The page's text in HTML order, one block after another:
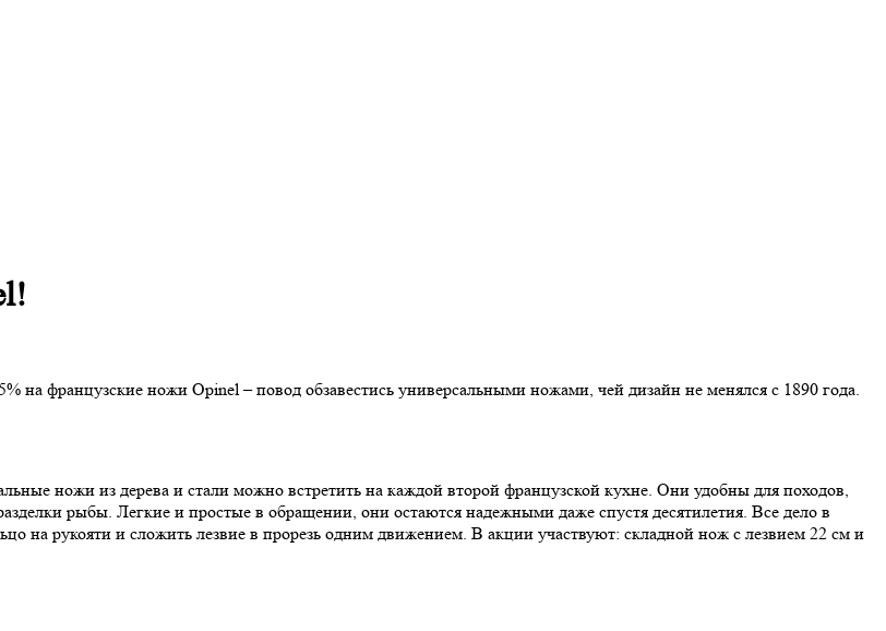
на французские ножи Opinel – повод обзавестись универсальными ножами, чей дизайн не менялся с 1890 года.
ножи из дерева и стали можно встретить на каждой второй французской кухне. Они удобны для походов,
рыбы. Легкие и простые в обращении, они остаются надежными даже спустя десятилетия. Все дело в
на рукояти и сложить лезвие в прорезь одним движением. В акции участвуют: складной нож с лезвием 22 см и